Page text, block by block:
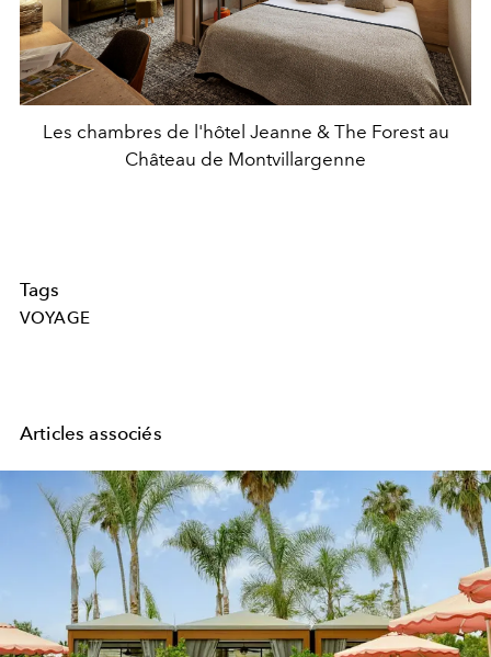
Les chambres de l'hôtel Jeanne & The Forest au
Château de Montvillargenne
Tags
VOYAGE
Articles associés